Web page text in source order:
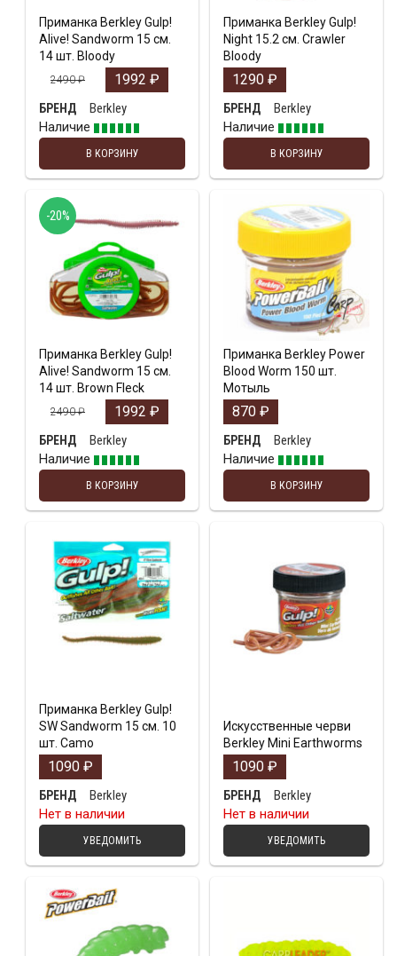
Приманка Berkley Gulp!
Alive! Sandworm 15 см.
14 шт. Bloody
2490₽ 1992 ₽
БРЕНД
Berkley
Наличие
В КОРЗИНУ
Приманка Berkley Gulp!
Night 15.2 см. Crawler
Bloody
1290 ₽
БРЕНД
Berkley
Наличие
В КОРЗИНУ
Приманка Berkley Gulp!
Alive! Sandworm 15 см.
14 шт. Brown Fleck
2490₽ 1992 ₽
БРЕНД
Berkley
Наличие
В КОРЗИНУ
-20%
Приманка Berkley Power
Blood Worm 150 шт.
Мотыль
870 ₽
БРЕНД
Berkley
Наличие
В КОРЗИНУ
Приманка Berkley Gulp!
SW Sandworm 15 см. 10
шт. Camo
1090 ₽
БРЕНД
Berkley
Нет в наличии
УВЕДОМИТЬ
Искусственные черви
Berkley Mini Earthworms
1090 ₽
БРЕНД
Berkley
Нет в наличии
УВЕДОМИТЬ